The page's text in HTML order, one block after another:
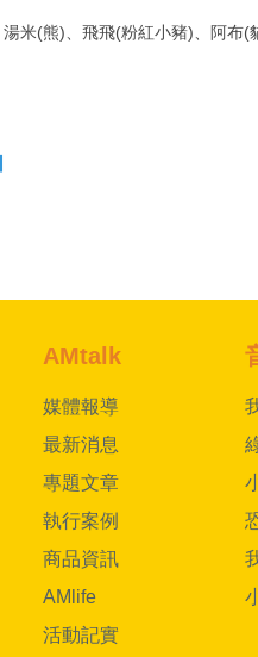
米(熊)、飛飛(粉紅小豬)、阿布(
AMtalk
媒體報導
最新消息
專題文章
執行案例
商品資訊
AMlife
活動記實